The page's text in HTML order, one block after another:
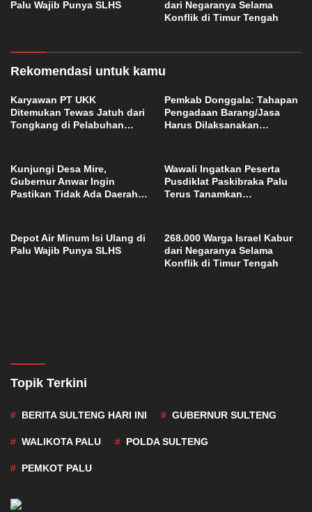
Palu Wajib Punya SLHS
dari Negaranya Selama
Konflik di Timur Tengah
Rekomendasi untuk kamu
Karyawan PT UKK
Ditemukan Tewas Jatuh dari
Tongkang di Pelabuhan
Pemkab Donggala: Tahapan
Pengadaan Barang/Jasa
Harus Dilaksanakan
Kunjungi Desa Mire,
Gubernur Anwar Ingin
Pastikan Tidak Ada Daerah
Wawali Ingatkan Peserta
Pusdiklat Paskibraka Palu
Terus Tanamkan
Depot Air Minum Isi Ulang di
Palu Wajib Punya SLHS
268.000 Warga Israel Kabur
dari Negaranya Selama
Konflik di Timur Tengah
Topik Terkini
BERITA SULTENG HARI INI GUBERNUR SULTENG
WALIKOTA PALU POLDA SULTENG
PEMKOT PALU